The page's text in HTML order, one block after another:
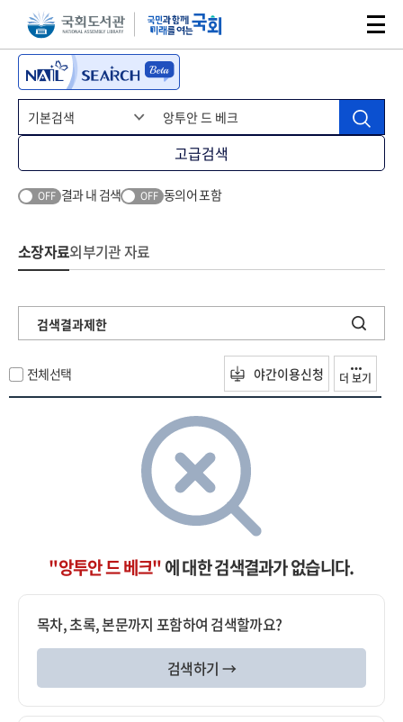
본문 바로가기주메뉴 바로가기
고급검색
OFF 결과 내 검색 OFF 동의어 포함
소장자료외부기관 자료
검색결과제한
전체선택 야간이용신청 더 보기
"앙투안 드 베크"에 대한 검색결과가 없습니다.
목차, 초록, 본문까지 포함하여 검색할까요?
검색하기 →